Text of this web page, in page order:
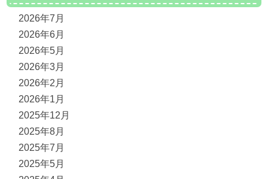
2026年7月
2026年6月
2026年5月
2026年3月
2026年2月
2026年1月
2025年12月
2025年8月
2025年7月
2025年5月